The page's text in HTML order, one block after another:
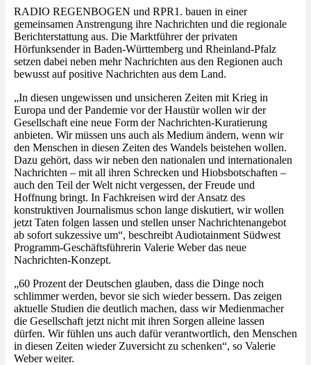
RADIO REGENBOGEN und RPR1. bauen in einer
gemeinsamen Anstrengung ihre Nachrichten und die regionale
Berichterstattung aus. Die Marktführer der privaten
Hörfunksender in Baden-Württemberg und Rheinland-Pfalz
setzen dabei neben mehr Nachrichten aus den Regionen auch
bewusst auf positive Nachrichten aus dem Land.
„In diesen ungewissen und unsicheren Zeiten mit Krieg in
Europa und der Pandemie vor der Haustür wollen wir der
Gesellschaft eine neue Form der Nachrichten-Kuratierung
anbieten. Wir müssen uns auch als Medium ändern, wenn wir
den Menschen in diesen Zeiten des Wandels beistehen wollen.
Dazu gehört, dass wir neben den nationalen und internationalen
Nachrichten – mit all ihren Schrecken und Hiobsbotschaften –
auch den Teil der Welt nicht vergessen, der Freude und
Hoffnung bringt. In Fachkreisen wird der Ansatz des
konstruktiven Journalismus schon lange diskutiert, wir wollen
jetzt Taten folgen lassen und stellen unser Nachrichtenangebot
ab sofort sukzessive um“, beschreibt Audiotainment Südwest
Programm-Geschäftsführerin Valerie Weber das neue
Nachrichten-Konzept.
„60 Prozent der Deutschen glauben, dass die Dinge noch
schlimmer werden, bevor sie sich wieder bessern. Das zeigen
aktuelle Studien die deutlich machen, dass wir Medienmacher
die Gesellschaft jetzt nicht mit ihren Sorgen alleine lassen
dürfen. Wir fühlen uns auch dafür verantwortlich, den Menschen
in diesen Zeiten wieder Zuversicht zu schenken“, so Valerie
Weber weiter.